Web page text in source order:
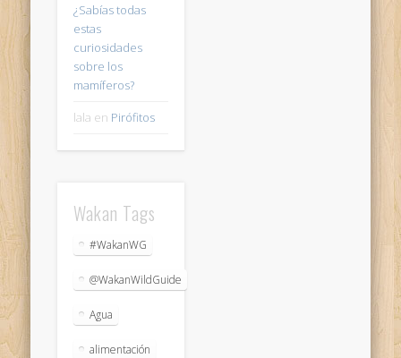
¿Sabías todas
estas
curiosidades
sobre los
mamíferos?
lala en Pirófitos
Wakan Tags
#WakanWG
@WakanWildGuide
Agua
alimentación